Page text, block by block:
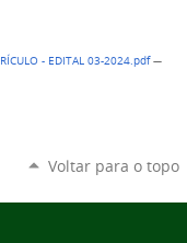
- EDITAL 03-2024.pdf—
Voltar para o topo